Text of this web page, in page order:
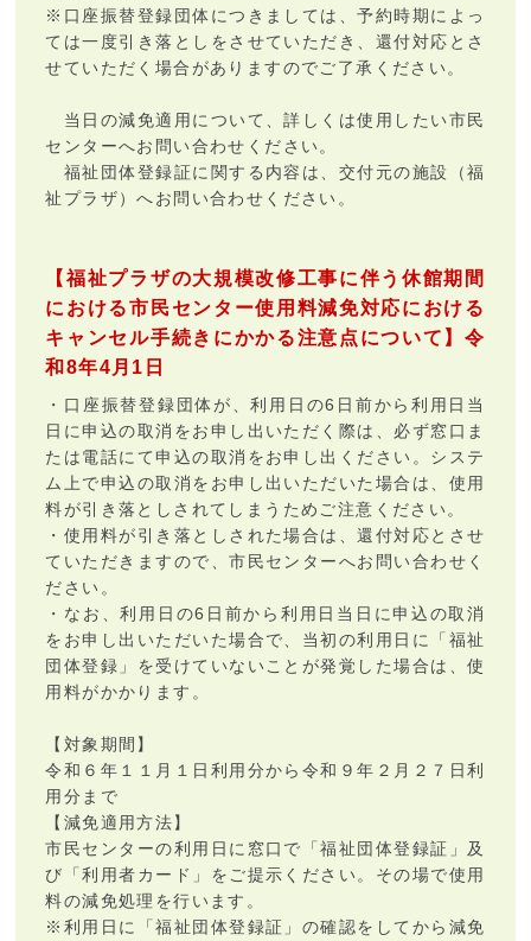
※口座振替登録団体につきましては、予約時期によっ
ては一度引き落としをさせていただき、還付対応とさ
せていただく場合がありますのでご了承ください。
当日の減免適用について、詳しくは使用したい市民
センターへお問い合わせください。
福祉団体登録証に関する内容は、交付元の施設（福
祉プラザ）へお問い合わせください。
【福祉プラザの大規模改修工事に伴う休館期間
における市民センター使用料減免対応における
キャンセル手続きにかかる注意点について】令
和8年4月1日
・口座振替登録団体が、利用日の6日前から利用日当
日に申込の取消をお申し出いただく際は、必ず窓口ま
たは電話にて申込の取消をお申し出ください。システ
ム上で申込の取消をお申し出いただいた場合は、使用
料が引き落としされてしまうためご注意ください。
・使用料が引き落としされた場合は、還付対応とさせ
ていただきますので、市民センターへお問い合わせく
ださい。
・なお、利用日の6日前から利用日当日に申込の取消
をお申し出いただいた場合で、当初の利用日に「福祉
団体登録」を受けていないことが発覚した場合は、使
用料がかかります。
【対象期間】
令和６年１１月１日利用分から令和９年２月２７日利
用分まで
【減免適用方法】
市民センターの利用日に窓口で「福祉団体登録証」及
び「利用者カード」をご提示ください。その場で使用
料の減免処理を行います。
※利用日に「福祉団体登録証」の確認をしてから減免